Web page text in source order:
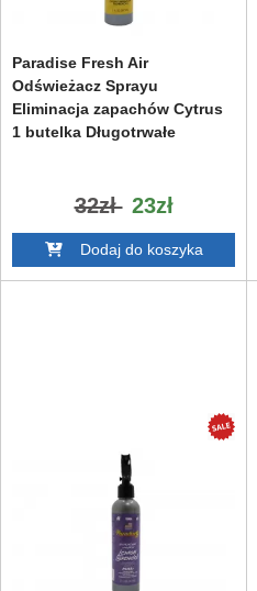
Paradise Fresh Air
Odświeżacz Sprayu
Eliminacja zapachów Cytrus
1 butelka Długotrwałe
32zł 23zł
Dodaj do koszyka